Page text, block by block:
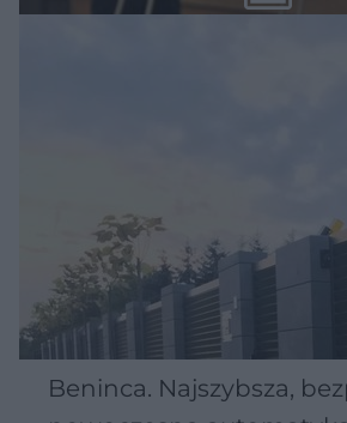
Beninca. Najszybsza,